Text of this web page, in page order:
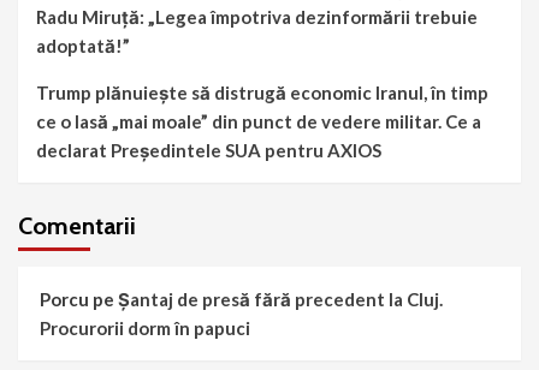
Radu Miruță: „Legea împotriva dezinformării trebuie
adoptată!”
Trump plănuiește să distrugă economic Iranul, în timp
ce o lasă „mai moale” din punct de vedere militar. Ce a
declarat Președintele SUA pentru AXIOS
Comentarii
Porcu pe Șantaj de presă fără precedent la Cluj.
Procurorii dorm în papuci